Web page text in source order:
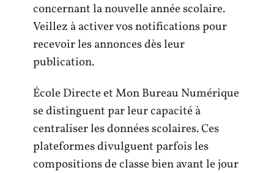
concernant la nouvelle année scolaire.
Veillez à activer vos notifications pour
recevoir les annonces dès leur
publication.
École Directe et Mon Bureau Numérique
se distinguent par leur capacité à
centraliser les données scolaires. Ces
plateformes divulguent parfois les
compositions de classe bien avant le jour